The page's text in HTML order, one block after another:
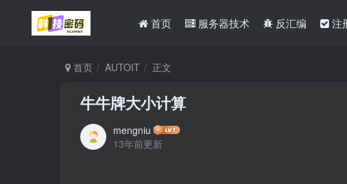
首页 服务器技术 反汇编 注
首页 AUTOIT 正文
牛牛牌大小计算
mengniu
13年前更新